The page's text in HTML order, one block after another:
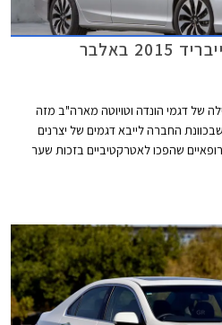
באלבר
של דגמי הונדה וטויוטה מארה"ב מזה
החברה לייבא דגמים של יצרנים
שהפכו לאטרקטיביים בזכות שער